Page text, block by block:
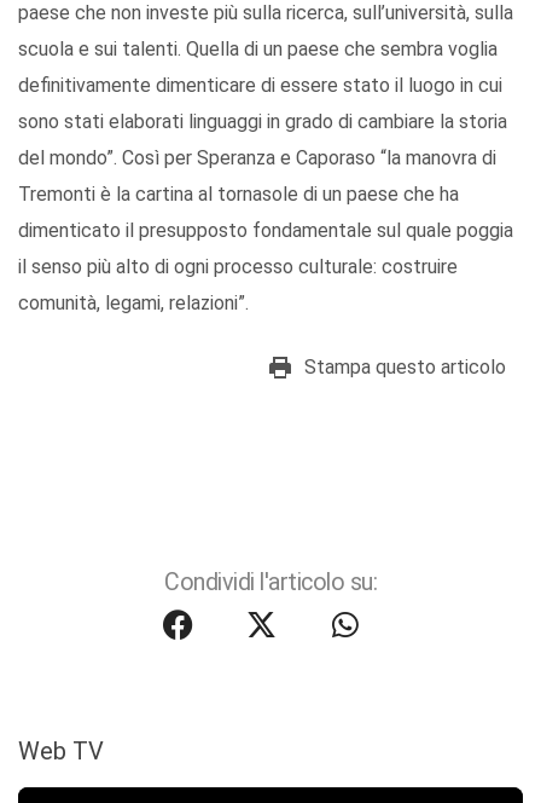
paese che non investe più sulla ricerca, sull’università, sulla
scuola e sui talenti. Quella di un paese che sembra voglia
definitivamente dimenticare di essere stato il luogo in cui
sono stati elaborati linguaggi in grado di cambiare la storia
del mondo”. Così per Speranza e Caporaso “la manovra di
Tremonti è la cartina al tornasole di un paese che ha
dimenticato il presupposto fondamentale sul quale poggia
il senso più alto di ogni processo culturale: costruire
comunità, legami, relazioni”.
Stampa questo articolo
Condividi l'articolo su:
Web TV